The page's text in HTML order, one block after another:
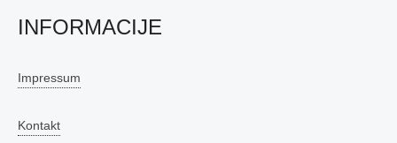
INFORMACIJE
Impressum
Kontakt